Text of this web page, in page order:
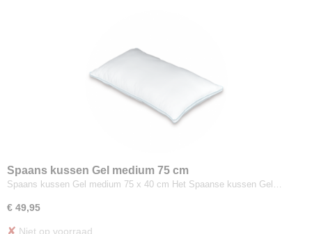
Spaans kussen Gel medium 75 cm
Spaans kussen Gel medium 75 x 40 cm Het Spaanse kussen Gel…
€ 49,95
✘ Niet op voorraad